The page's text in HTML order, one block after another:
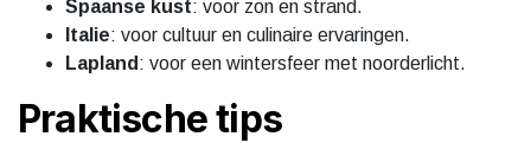
Spaanse kust: voor zon en strand.
Italie: voor cultuur en culinaire ervaringen.
Lapland : voor een wintersfeer met noorderlicht.
Praktische tips